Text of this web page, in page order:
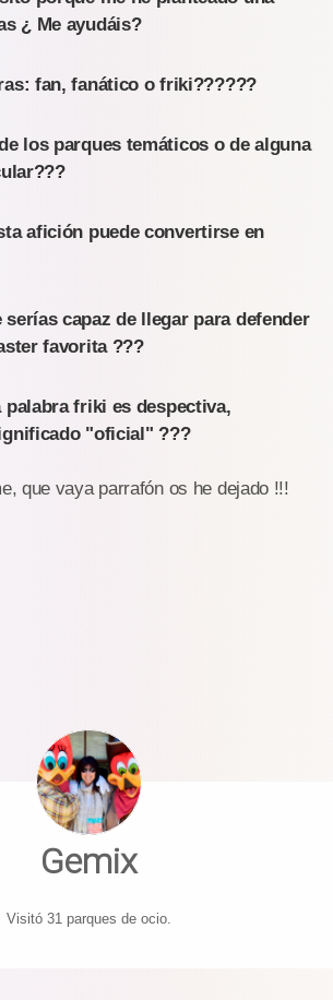
¿ Me ayudáis?
fan, fanático o friki??????
los parques temáticos o de alguna
afición puede convertirse en
serías capaz de llegar para defender
favorita ???
palabra friki es despectiva,
"oficial" ???
que vaya parrafón os he dejado !!!
Gemix
Visitó 31 parques de ocio.